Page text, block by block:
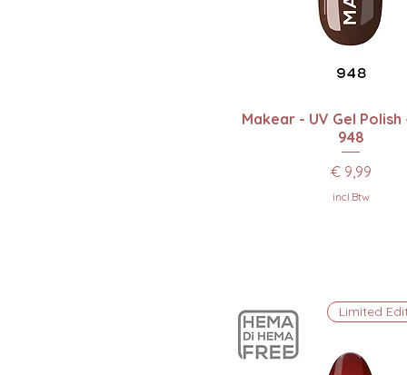
Snel overzicht
Makear - UV Gel Polish
948
Prijs
€ 9,99
incl.Btw
Limited